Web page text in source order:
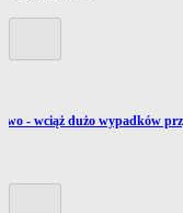
do artykułu:
- wciąż dużo wypadków